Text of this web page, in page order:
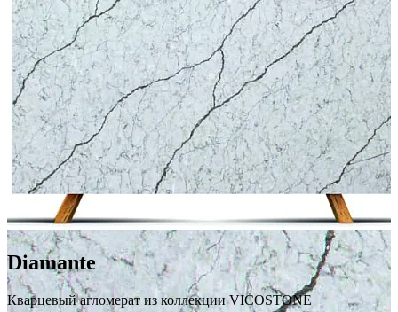
Diamante
Кварцевый агломерат из коллекции VICOSTONE